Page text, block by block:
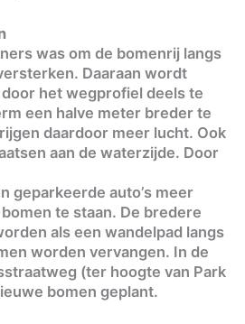
was om de bomenrij langs
Daaraan wordt
het wegprofiel deels te
een halve meter breder te
daardoor meer lucht. Ook
aan de waterzijde. Door
geparkeerde auto’s meer
te staan. De bredere
als een wandelpad langs
worden vervangen. In de
(ter hoogte van Park
bomen geplant.